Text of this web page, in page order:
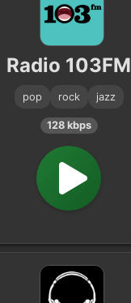
Radio 103FM
pop rock jazz
128 kbps